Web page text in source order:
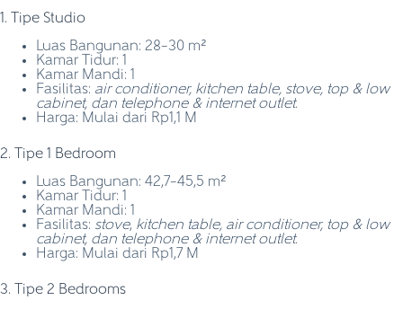
1. Tipe Studio
Luas Bangunan: 28–30 m²
Kamar Tidur: 1
Kamar Mandi: 1
Fasilitas: air conditioner, kitchen table, stove, top & low
cabinet, dan telephone & internet outlet.
Harga: Mulai dari Rp1,1 M
2. Tipe 1 Bedroom
Luas Bangunan: 42,7–45,5 m²
Kamar Tidur: 1
Kamar Mandi: 1
Fasilitas: stove, kitchen table, air conditioner, top & low
cabinet, dan telephone & internet outlet.
Harga: Mulai dari Rp1,7 M
3. Tipe 2 Bedrooms